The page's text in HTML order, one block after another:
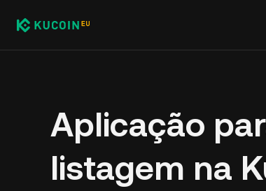
Aplicação
listagem na